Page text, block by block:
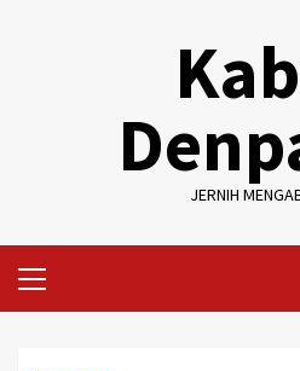
JERNIH
Menu